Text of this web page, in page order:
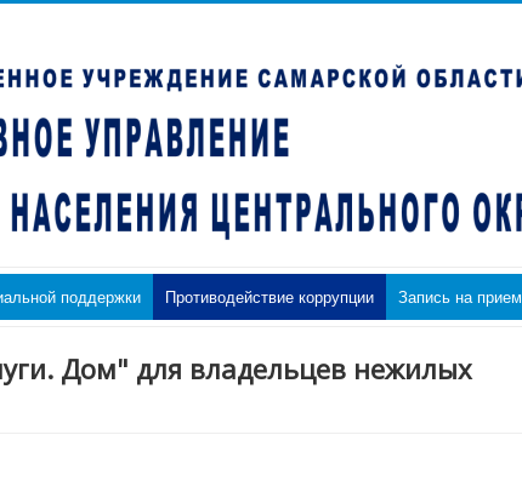
поддержки Противодействие коррупции Запись на прием
Дом" для владельцев нежилых